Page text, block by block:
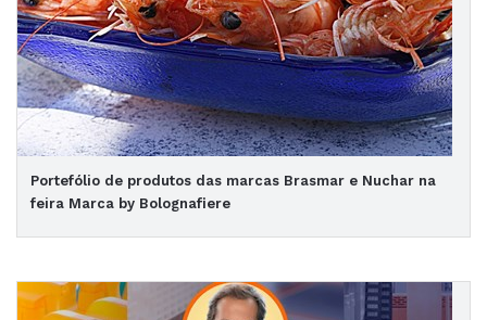
Portefólio de produtos das marcas Brasmar e Nuchar na
feira Marca by Bolognafiere